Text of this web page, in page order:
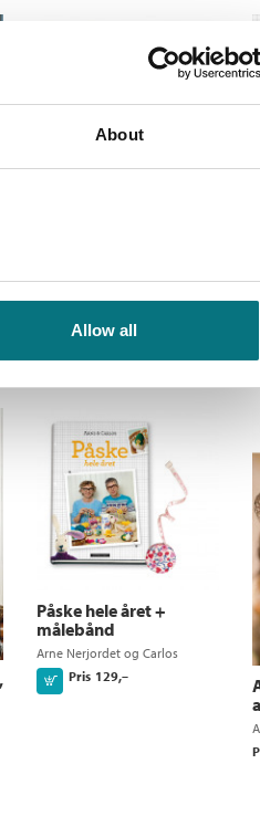
About
Allow all
Håndarbeid fra hagen
Zachrison
Ikke medlem 399,–
Påske hele året +
målebånd
Arne Nerjordet og Carlos
Zachrison
Pris 129,–
Kjøp